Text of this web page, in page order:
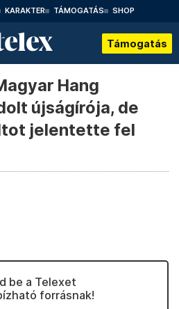
KARAKTER TÁMOGATÁS SHOP
Támogatás
Hang
újságírója, de
jelentette fel
be a Telexet
forrásnak!